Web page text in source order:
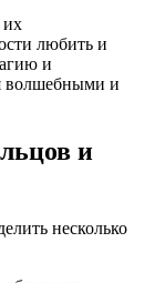
их
любить и
и
волшебными и
и
несколько